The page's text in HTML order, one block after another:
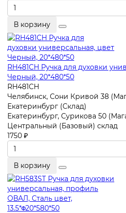
В корзину
RH481CH Ручка для духовки
Черный, 20*480*50
RH481CH
Челябинск, Сони Кривой 38
Екатеринбург (Склад)
Екатеринбург, Сурикова 50
Центральный (Базовый) склад
1750 ₽
В корзину